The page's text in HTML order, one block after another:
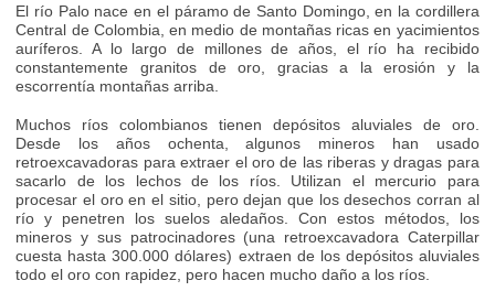
El río Palo nace en el páramo de Santo Domingo, en la cordillera
Central de Colombia, en medio de montañas ricas en yacimientos
auríferos. A lo largo de millones de años, el río ha recibido
constantemente granitos de oro, gracias a la erosión y la
escorrentía montañas arriba.
Muchos ríos colombianos tienen depósitos aluviales de oro.
Desde los años ochenta, algunos mineros han usado
retroexcavadoras para extraer el oro de las riberas y dragas para
sacarlo de los lechos de los ríos. Utilizan el mercurio para
procesar el oro en el sitio, pero dejan que los desechos corran al
río y penetren los suelos aledaños. Con estos métodos, los
mineros y sus patrocinadores (una retroexcavadora Caterpillar
cuesta hasta 300.000 dólares) extraen de los depósitos aluviales
todo el oro con rapidez, pero hacen mucho daño a los ríos.